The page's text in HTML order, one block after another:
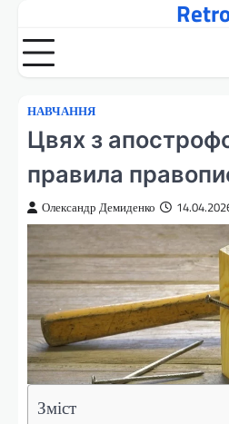
вмісту
НАВЧАННЯ
Цвях з
правила
Олександр Демиденко
Зміст